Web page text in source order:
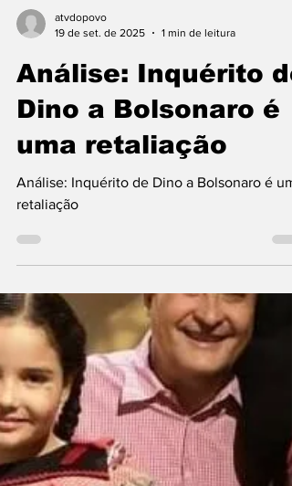
19 de set. de 2025
1 min de leitura
Análise: Inquérito de
Dino a Bolsonaro é
uma retaliação
retaliação